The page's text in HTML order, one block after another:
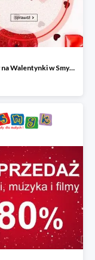
Prezenty na Walentynki w Smyku do -60%